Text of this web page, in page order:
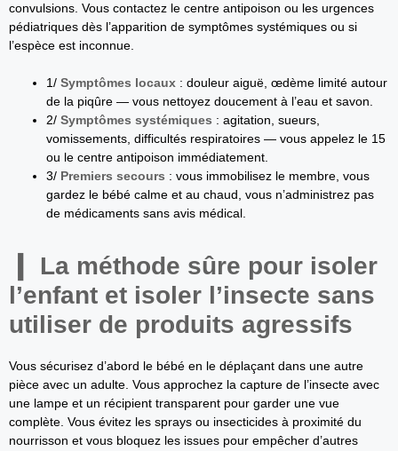
convulsions. Vous contactez le centre antipoison ou les urgences
pédiatriques dès l’apparition de symptômes systémiques ou si
l’espèce est inconnue.
1/ Symptômes locaux : douleur aiguë, œdème limité autour
de la piqûre — vous nettoyez doucement à l’eau et savon.
2/ Symptômes systémiques : agitation, sueurs,
vomissements, difficultés respiratoires — vous appelez le 15
ou le centre antipoison immédiatement.
3/ Premiers secours : vous immobilisez le membre, vous
gardez le bébé calme et au chaud, vous n’administrez pas
de médicaments sans avis médical.
La méthode sûre pour isoler
l’enfant et isoler l’insecte sans
utiliser de produits agressifs
Vous sécurisez d’abord le bébé en le déplaçant dans une autre
pièce avec un adulte. Vous approchez la capture de l’insecte avec
une lampe et un récipient transparent pour garder une vue
complète. Vous évitez les sprays ou insecticides à proximité du
nourrisson et vous bloquez les issues pour empêcher d’autres